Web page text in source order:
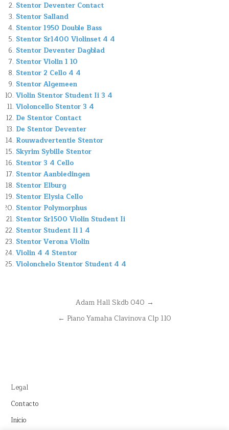
Stentor Deventer Contact
Stentor Salland
Stentor 1950 Double Bass
Stentor Sr1400 Violinset 4 4
Stentor Deventer Dagblad
Stentor Violin 1 10
Stentor 2 Cello 4 4
Stentor Algemeen
Violin Stentor Student Ii 3 4
Violoncello Stentor 3 4
De Stentor Contact
De Stentor Deventer
Rouwadvertentie Stentor
Skyrim Sybille Stentor
Stentor 3 4 Cello
Stentor Aanbiedingen
Stentor Elburg
Stentor Elysia Cello
Stentor Polymorphus
Stentor Sr1500 Violin Student Ii
Stentor Student Ii 1 4
Stentor Verona Violin
Violin 4 4 Stentor
Violonchelo Stentor Student 4 4
NavegaciónAdam Hall Skdb 040 →
← Piano Yamaha Clavinova Clp 110
Legal
Contacto
Inicio